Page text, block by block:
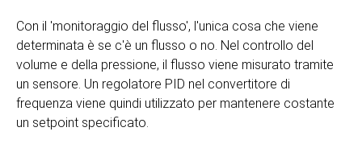
Con il 'monitoraggio del flusso', l'unica cosa che viene
determinata è se c'è un flusso o no. Nel controllo del
volume e della pressione, il flusso viene misurato tramite
un sensore. Un regolatore PID nel convertitore di
frequenza viene quindi utilizzato per mantenere costante
un setpoint specificato.